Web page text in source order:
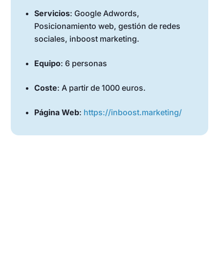
Servicios: Google Adwords,
Posicionamiento web, gestión de redes
sociales, inboost marketing.
Equipo: 6 personas
Coste: A partir de 1000 euros.
Página Web: https://inboost.marketing/